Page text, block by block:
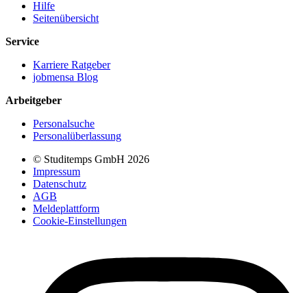
Hilfe
Seitenübersicht
Service
Karriere Ratgeber
jobmensa Blog
Arbeitgeber
Personalsuche
Personalüberlassung
© Studitemps GmbH 2026
Impressum
Datenschutz
AGB
Meldeplattform
Cookie-Einstellungen